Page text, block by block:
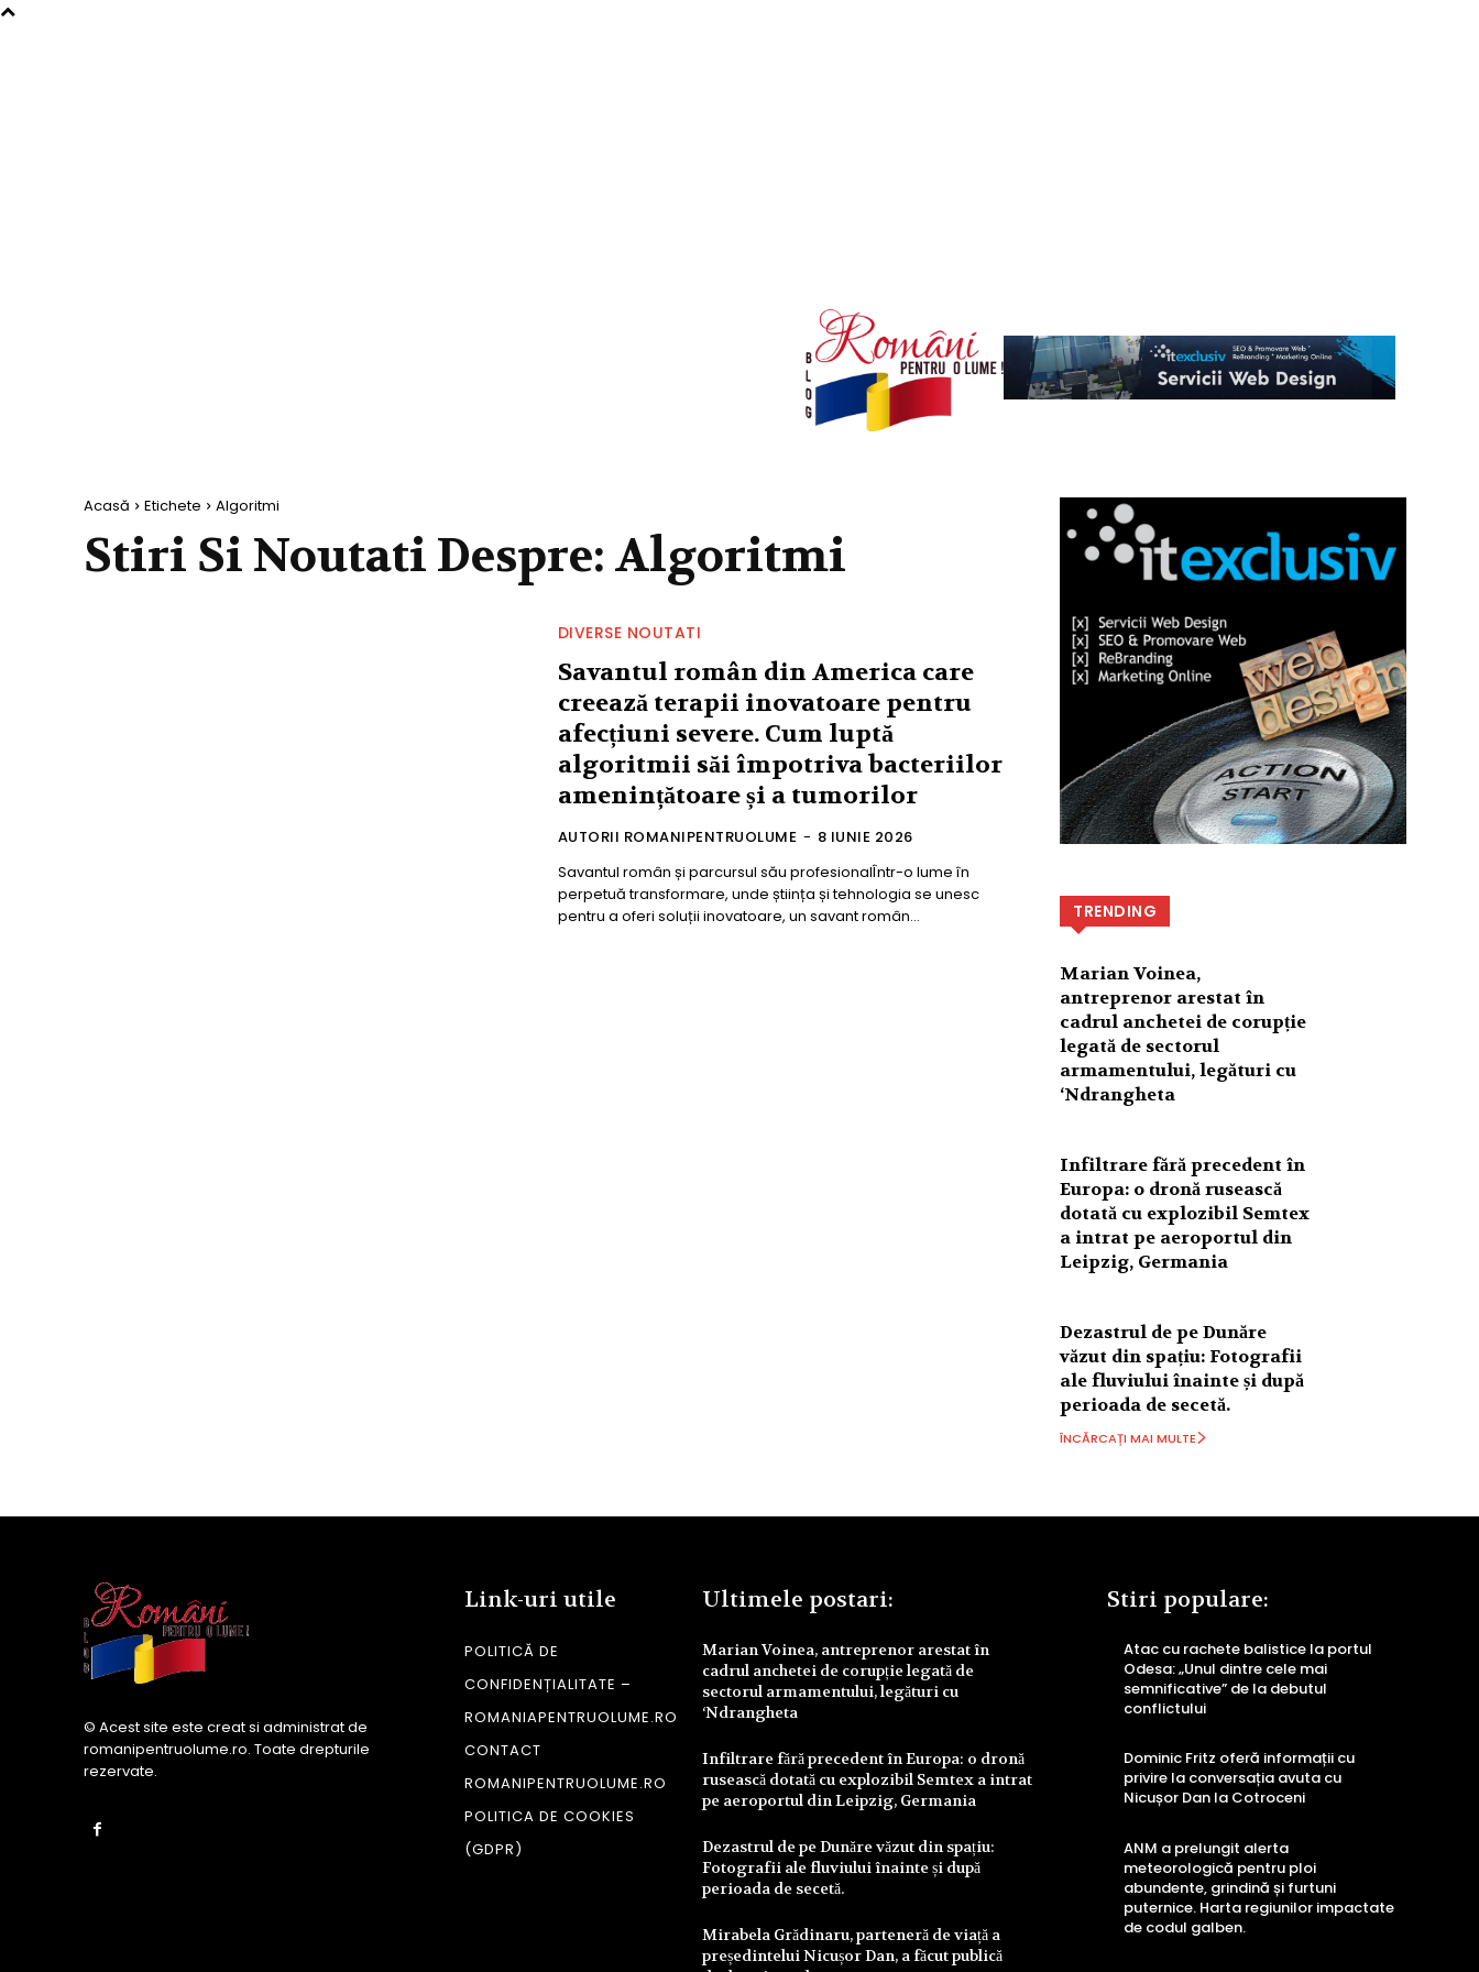
Acasă Etichete Algoritmi
Stiri Si Noutati Despre: Algoritmi
DIVERSE NOUTATI
Savantul român din America care
creează terapii inovatoare pentru
afecțiuni severe. Cum luptă
algoritmii săi împotriva bacteriilor
amenințătoare și a tumorilor
AUTORII ROMANIPENTRUOLUME - 8 IUNIE 2026
Savantul român și parcursul său profesionalÎntr-o lume în
perpetuă transformare, unde știința și tehnologia se unesc
pentru a oferi soluții inovatoare, un savant român...
TRENDING
Marian Voinea,
antreprenor arestat în
cadrul anchetei de corupție
legată de sectorul
armamentului, legături cu
‘Ndrangheta
Infiltrare fără precedent în
Europa: o dronă rusească
dotată cu explozibil Semtex
a intrat pe aeroportul din
Leipzig, Germania
Dezastrul de pe Dunăre
văzut din spațiu: Fotografii
ale fluviului înainte și după
perioada de secetă.
ÎNCĂRCAȚI MAI MULTE
© Acest site este creat si administrat de
romanipentruolume.ro. Toate drepturile
rezervate.
Link-uri utile
POLITICĂ DE
CONFIDENȚIALITATE –
ROMANIAPENTRUOLUME.RO
CONTACT
ROMANIPENTRUOLUME.RO
POLITICA DE COOKIES
(GDPR)
Ultimele postari:
Marian Voinea, antreprenor arestat în
cadrul anchetei de corupție legată de
sectorul armamentului, legături cu
‘Ndrangheta
Infiltrare fără precedent în Europa: o dronă
rusească dotată cu explozibil Semtex a intrat
pe aeroportul din Leipzig, Germania
Dezastrul de pe Dunăre văzut din spațiu:
Fotografii ale fluviului înainte și după
perioada de secetă.
Mirabela Grădinaru, parteneră de viață a
președintelui Nicușor Dan, a făcut publică
Stiri populare:
Atac cu rachete balistice la portul
Odesa: „Unul dintre cele mai
semnificative” de la debutul
conflictului
Dominic Fritz oferă informații cu
privire la conversația avuta cu
Nicușor Dan la Cotroceni
ANM a prelungit alerta
meteorologică pentru ploi
abundente, grindină și furtuni
puternice. Harta regiunilor impactate
de codul galben.